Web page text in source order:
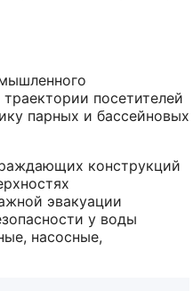
посетителей
парных и бассейновых
конструкций
эвакуации
у воды
насосные,